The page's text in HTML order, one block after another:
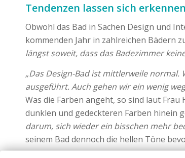
Tendenzen lassen sich erkennen
Obwohl das Bad in Sachen Design und
kommenden Jahr in zahlreichen Bädern
längst soweit, dass das Badezimmer
„Das Design-Bad ist mittlerweile
ausgeführt. Auch gehen wir ein wenig
Was die Farben angeht, so sind laut
dunklen und gedeckteren Farben hinein
darum, sich wieder ein bisschen mehr
seinem Bad dennoch die hellen Töne